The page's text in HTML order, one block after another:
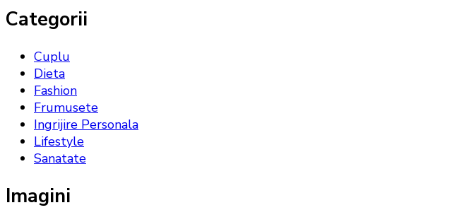
Categorii
Cuplu
Dieta
Fashion
Frumusete
Ingrijire Personala
Lifestyle
Sanatate
Imagini